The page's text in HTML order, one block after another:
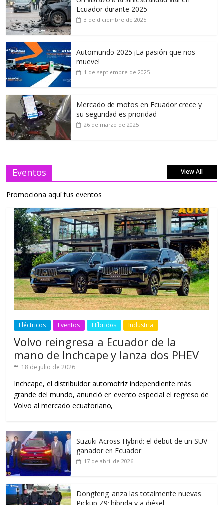
Ecuador durante 2025
3 de diciembre de 2025
Automundo 2025 ¡La pasión que nos
mueve!
1 de septiembre de 2025
Mercado de motos en Ecuador crece y
su seguridad es prioridad
26 de marzo de 2025
Eventos View All
Promociona aquí tus eventos
Eléctricos Eventos Híbridos Industria
Volvo reingresa a Ecuador de la
mano de Inchcape y lanza dos PHEV
18 de julio de 2026
Inchcape, el distribuidor automotriz independiente más
grande del mundo, anunció en evento especial el regreso de
Volvo al mercado ecuatoriano,
Suzuki Across Hybrid: el debut de un SUV
ganador en Ecuador
17 de abril de 2026
Dongfeng lanza las totalmente nuevas
Pickup Z9: híbrida y a diésel